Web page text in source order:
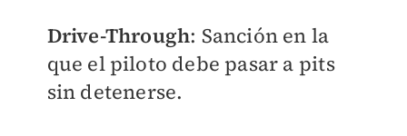
Drive-Through: Sanción en la
que el piloto debe pasar a pits
sin detenerse.